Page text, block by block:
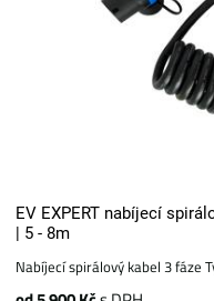
EV EXPERT nabíjecí
| 5 - 8m
Nabíjecí spirálový kabel 3 fáze